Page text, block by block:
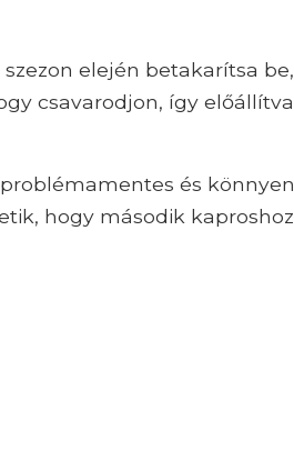
elején betakarítsa be,
csavarodjon, így előállítva
és könnyen
hogy második kaproshoz